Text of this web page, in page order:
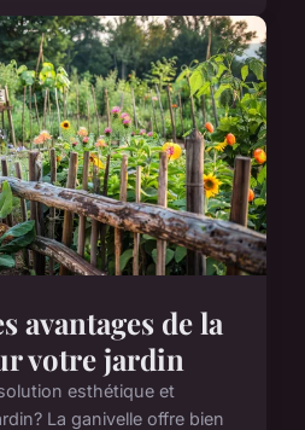
avantages de la
votre jardin
esthétique et
La ganivelle offre bien